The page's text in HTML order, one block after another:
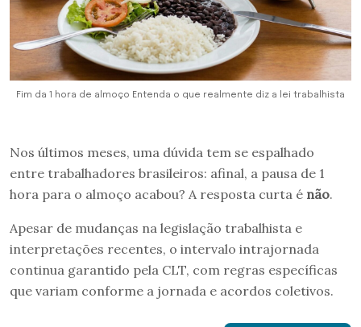
Fim da 1 hora de almoço Entenda o que realmente diz a lei trabalhista
Nos últimos meses, uma dúvida tem se espalhado
entre trabalhadores brasileiros: afinal, a pausa de 1
hora para o almoço acabou? A resposta curta é não.
Apesar de mudanças na legislação trabalhista e
interpretações recentes, o intervalo intrajornada
continua garantido pela CLT, com regras específicas
que variam conforme a jornada e acordos coletivos.